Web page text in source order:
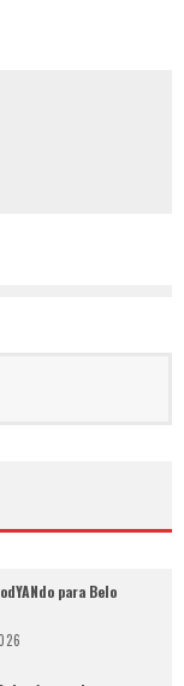
para Belo